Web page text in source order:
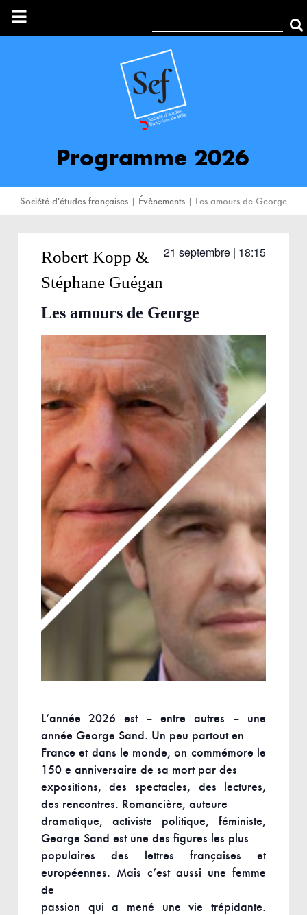
Programme 2026
Société d'études françaises | Évènements | Les amours de George
21 septembre | 18:15
Robert Kopp &
Stéphane Guégan
Les amours de George
L’année 2026 est – entre autres – une
année George Sand. Un peu partout en
France et dans le monde, on commémore le
150 e anniversaire de sa mort par des
expositions, des spectacles, des lectures,
des rencontres. Romancière, auteure
dramatique, activiste politique, féministe,
George Sand est une des figures les plus
populaires des lettres françaises et
européennes. Mais c’est aussi une femme
de
passion qui a mené une vie trépidante.